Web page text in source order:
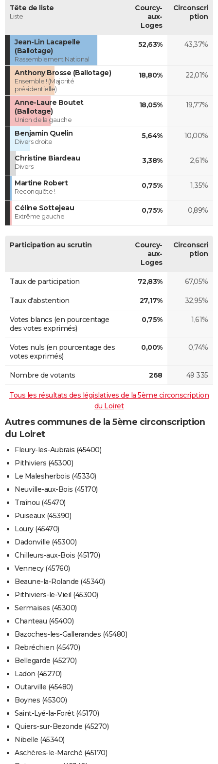
Tête de liste
Liste
Courcy-
aux-
Loges
Circonscri
ption
Jean-Lin Lacapelle
(Ballotage)
Rassemblement National
52,63% 43,37%
Anthony Brosse (Ballotage)
Ensemble ! (Majorité
présidentielle)
18,80% 22,01%
Anne-Laure Boutet
(Ballotage)
Union de la gauche
18,05% 19,77%
Benjamin Quelin
Divers droite
5,64% 10,00%
Christine Biardeau
Divers
3,38% 2,61%
Martine Robert
Reconquête !
0,75% 1,35%
Céline Sottejeau
Extrême gauche
0,75% 0,89%
Participation au scrutin
Courcy-
aux-
Loges
Circonscri
ption
Taux de participation 72,83% 67,05%
Taux d'abstention 27,17% 32,95%
Votes blancs (en pourcentage
des votes exprimés)
0,75% 1,61%
Votes nuls (en pourcentage des
votes exprimés)
0,00% 0,74%
Nombre de votants 268 49 335
Tous les résultats des législatives de la 5ème circonscription
du Loiret
Autres communes de la 5ème circonscription
du Loiret
Fleury-les-Aubrais (45400)
Pithiviers (45300)
Le Malesherbois (45330)
Neuville-aux-Bois (45170)
Traînou (45470)
Puiseaux (45390)
Loury (45470)
Dadonville (45300)
Chilleurs-aux-Bois (45170)
Vennecy (45760)
Beaune-la-Rolande (45340)
Pithiviers-le-Vieil (45300)
Sermaises (45300)
Chanteau (45400)
Bazoches-les-Gallerandes (45480)
Rebréchien (45470)
Bellegarde (45270)
Ladon (45270)
Outarville (45480)
Boynes (45300)
Saint-Lyé-la-Forêt (45170)
Quiers-sur-Bezonde (45270)
Nibelle (45340)
Aschères-le-Marché (45170)